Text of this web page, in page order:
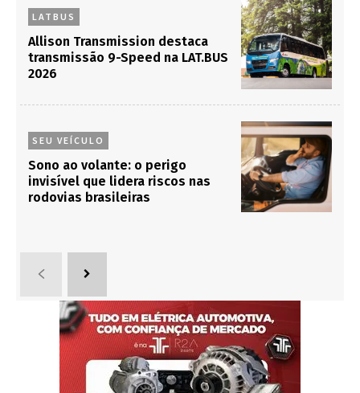
LATBUS
Allison Transmission destaca
transmissão 9-Speed na LAT.BUS
2026
SEU VEÍCULO
Sono ao volante: o perigo
invisível que lidera riscos nas
rodovias brasileiras